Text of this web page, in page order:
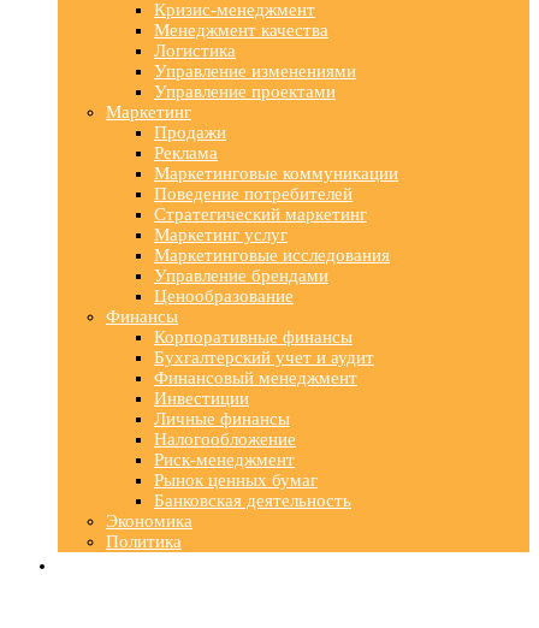
Кризис-менеджмент
Менеджмент качества
Логистика
Управление изменениями
Управление проектами
Маркетинг
Продажи
Реклама
Маркетинговые коммуникации
Поведение потребителей
Стратегический маркетинг
Маркетинг услуг
Маркетинговые исследования
Управление брендами
Ценообразование
Финансы
Корпоративные финансы
Бухгалтерский учет и аудит
Финансовый менеджмент
Инвестиции
Личные финансы
Налогообложение
Риск-менеджмент
Рынок ценных бумаг
Банковская деятельность
Экономика
Политика